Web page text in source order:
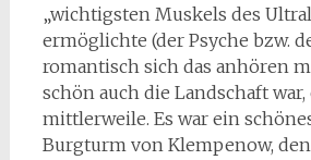
„wichtigsten Muskels des
ermöglichte (der Psyche bzw.
romantisch sich das anhören
schön auch die Landschaft
mittlerweile. Es war ein
Burgturm von Klempenow,